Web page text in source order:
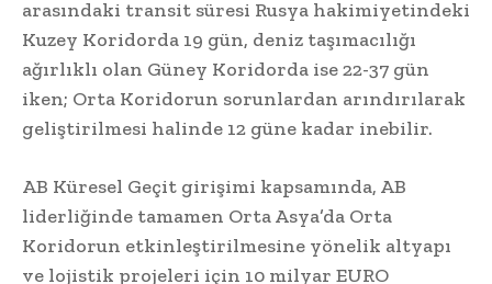
arasındaki transit süresi Rusya hakimiyetindeki
Kuzey Koridorda 19 gün, deniz taşımacılığı
ağırlıklı olan Güney Koridorda ise 22-37 gün
iken; Orta Koridorun sorunlardan arındırılarak
geliştirilmesi halinde 12 güne kadar inebilir.
AB Küresel Geçit girişimi kapsamında, AB
liderliğinde tamamen Orta Asya’da Orta
Koridorun etkinleştirilmesine yönelik altyapı
ve lojistik projeleri için 10 milyar EURO